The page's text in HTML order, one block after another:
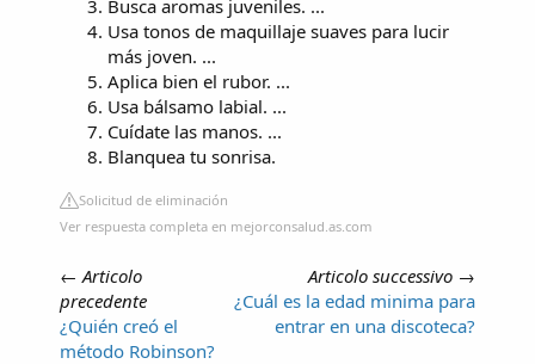
Busca aromas juveniles. ...
Usa tonos de maquillaje suaves para lucir
más joven. ...
Aplica bien el rubor. ...
Usa bálsamo labial. ...
Cuídate las manos. ...
Blanquea tu sonrisa.
Solicitud de eliminación
Ver respuesta completa en mejorconsalud.as.com
← Articolo
precedente
¿Quién creó el
método Robinson?
Articolo successivo →
¿Cuál es la edad minima para
entrar en una discoteca?